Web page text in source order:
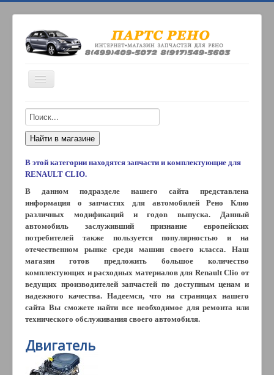
Включить/
выключить
ИНТЕРНЕТ-МАГАЗИН
О НАС
КОНТАКТЫ
ДОСТАВКА
В этой категории находятся запчасти и комплектующие для
RENAULT CLIO.
В данном подразделе нашего сайта представлена
информация о запчастях для автомобилей Рено Клио
различных модификаций и годов выпуска. Данный
автомобиль заслуживший признание европейских
потребителей также пользуется популярностью и на
отечественном рынке среди машин своего класса. Наш
магазин готов предложить большое количество
комплектующих и расходных материалов для Renault Clio от
ведущих производителей запчастей по доступным ценам и
надежного качества. Надеемся, что на страницах нашего
сайта Вы сможете найти все необходимое для ремонта или
технического обслуживания своего автомобиля.
Двигатель